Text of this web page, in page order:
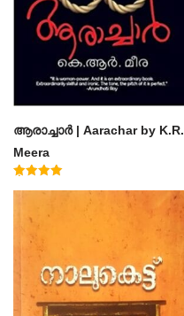
ആരാച്ചാര്‍ | Aarachar by K.R.
Meera